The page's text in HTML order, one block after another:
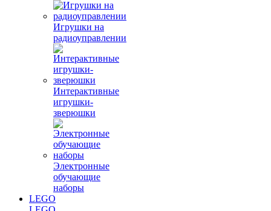
Игрушки на
радиоуправлении
Интерактивные
игрушки-
зверюшки
Электронные
обучающие
наборы
LEGO